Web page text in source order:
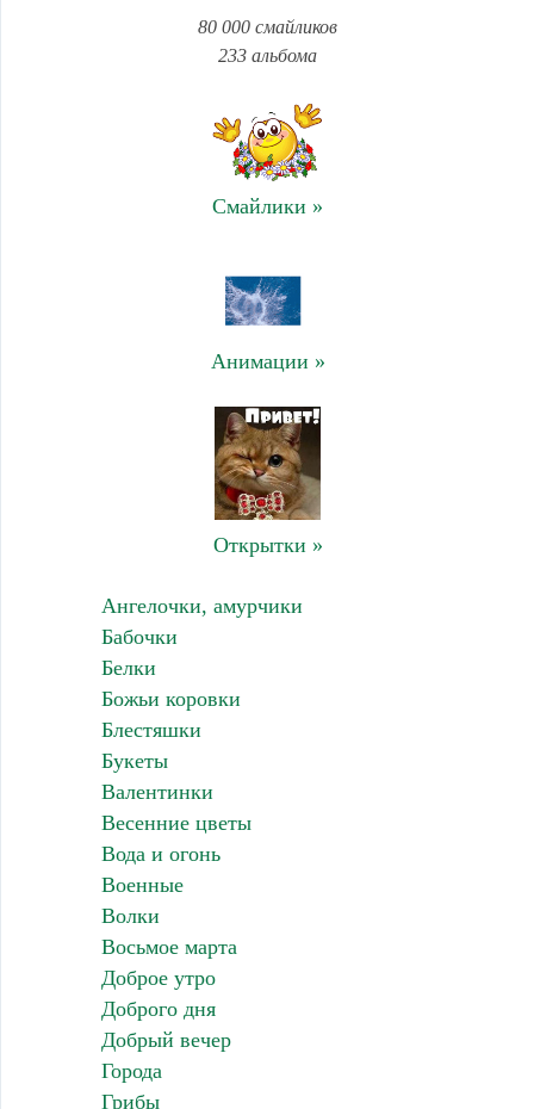
80 000 смайликов
233 альбома
Смайлики »
Анимации »
Открытки »
Ангелочки, амурчики
Бабочки
Белки
Божьи коровки
Блестяшки
Букеты
Валентинки
Весенние цветы
Вода и огонь
Военные
Волки
Восьмое марта
Доброе утро
Доброго дня
Добрый вечер
Города
Грибы